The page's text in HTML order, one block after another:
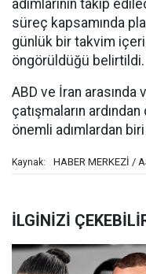
adımlarının takip
süreç kapsamında
günlük bir takvim
öngörüldüğü belirtildi.
ABD ve İran arasında
çatışmaların
önemli adımlardan
Kaynak: HABER MERKEZİ /